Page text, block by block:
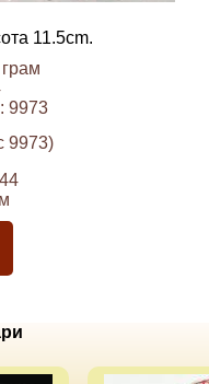
11.5cm.
9973
9973)